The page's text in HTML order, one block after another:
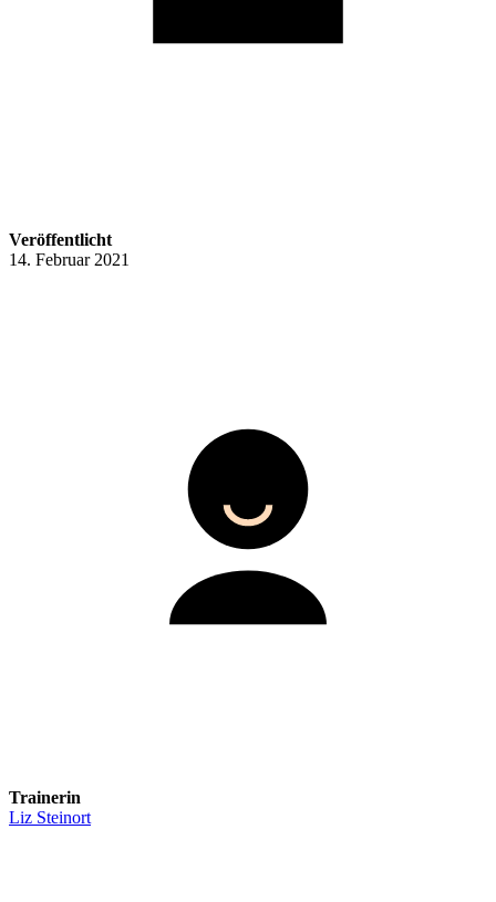
Veröffentlicht
14. Februar 2021
Trainerin
Liz Steinort